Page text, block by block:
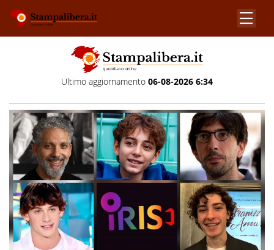
Ultimo aggiornamento 06-08-2026 6:34